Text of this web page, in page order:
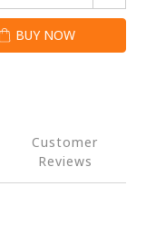
BUY NOW
Customer
Reviews